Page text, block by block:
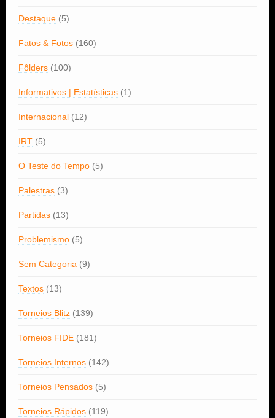
Destaque (5)
Fatos & Fotos (160)
Fôlders (100)
Informativos | Estatísticas (1)
Internacional (12)
IRT (5)
O Teste do Tempo (5)
Palestras (3)
Partidas (13)
Problemismo (5)
Sem Categoria (9)
Textos (13)
Torneios Blitz (139)
Torneios FIDE (181)
Torneios Internos (142)
Torneios Pensados (5)
Torneios Rápidos (119)